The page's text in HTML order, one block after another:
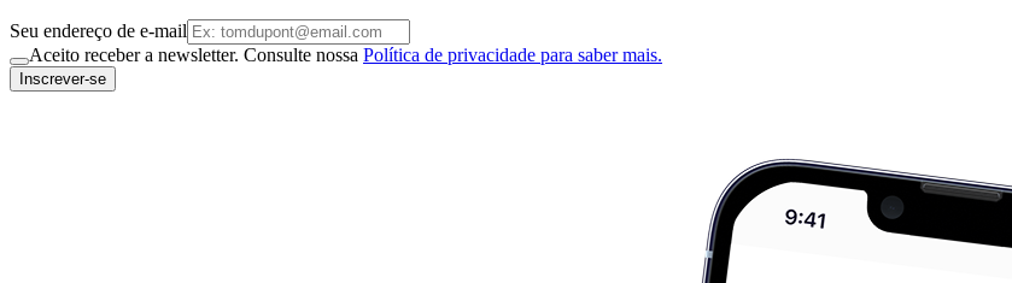
Seu endereço de e-mail
Aceito receber a newsletter. Consulte nossa Política de privacidade para saber mais.
Inscrever-se